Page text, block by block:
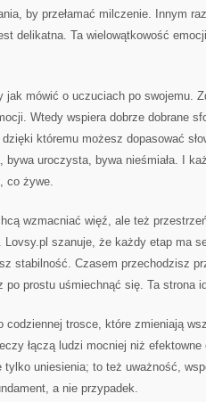
by przełamać milczenie. Innym
delikatna. Ta wielowątkowość
jak mówić o uczuciach po swojemu.
Wtedy wspiera dobrze dobrane
któremu możesz dopasować
bywa uroczysta, bywa nieśmiała. I
co żywe.
wzmacniać więź, ale też
Lovsy.pl szanuje, że każdy etap ma
stabilność. Czasem przechodzisz
po prostu uśmiechnąć się. Ta strona
codziennej trosce, które zmieniają
łączą ludzi mocniej niż
tylko uniesienia; to też uważność,
a nie przypadek.